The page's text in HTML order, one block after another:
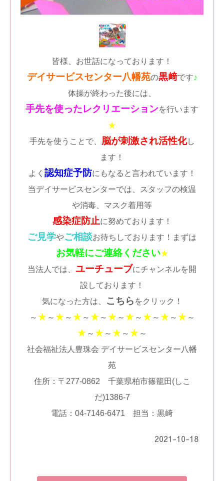
皆様、お世話になっております！
デイサービスセンター八幡苑の黒﨑です♪
体操が終わった後には、
手先を使ったレクリエーションを行います
★
手先を使うことで、
脳が刺激され活性化し
ます！
よく 認知症予防にもなると言われています！
当デイサービスセンターでは、スタッフの検温
や消毒、マスク着用等
感染症防止に努めております！
ご見学やご相談お待ちしております！まずは
お気軽にご連絡ください★
当法人では、 ユーチューブにチャンネルを開
設しております！
気になった方は、
こちら をクリック！
～ ★ ～ ★ ～ ★ ～ ★ ～ ★ ～ ★ ～ ★ ～ ★ ～ ★ ～
★ ～ ★ ～ ★ ～ ★ ～
社会福祉法人豊珠会 デイサービスセンター八幡
苑
住所：〒277-0862 千葉県柏市篠籠田(しこ
だ)1386-7
電話：04-7146-6471 担当：黒﨑
2021-10-18